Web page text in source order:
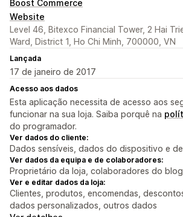
Boost Commerce
Website
Level 46, Bitexco Financial Tower, 2 Hai
Ward, District 1, Ho Chi Minh, 700000, VN
Lançada
17 de janeiro de 2017
Acesso aos dados
Esta aplicação necessita de acesso aos
funcionar na sua loja. Saiba porquê na
do programador.
Ver dados do cliente:
Dados sensíveis, dados do dispositivo e
Ver dados da equipa e de colaboradores:
Proprietário da loja, colaboradores do
Ver e editar dados da loja:
Clientes, produtos, encomendas,
dados personalizados, outros dados